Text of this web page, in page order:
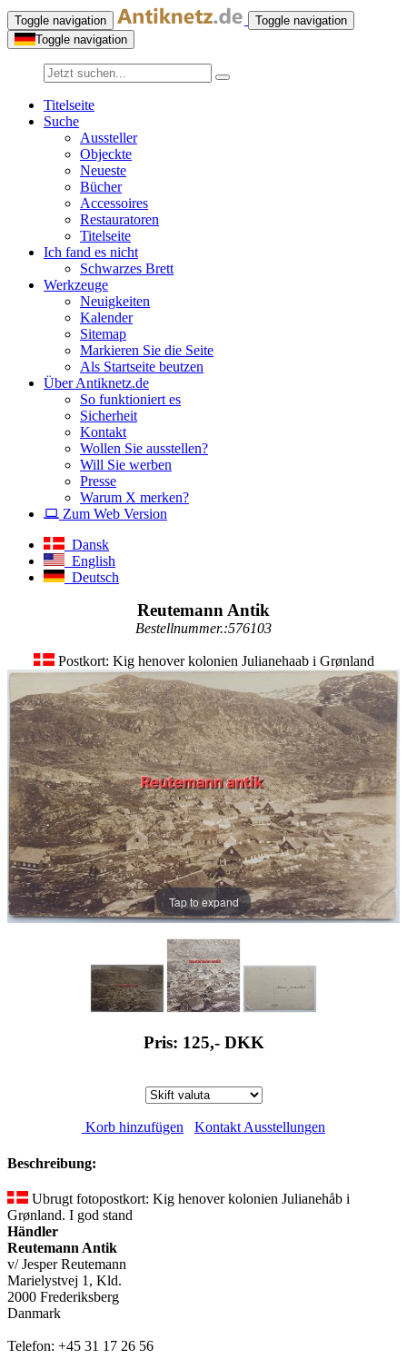
Toggle navigation
Toggle navigation
Toggle navigation
Titelseite
Suche
Aussteller
Objeckte
Neueste
Bücher
Accessoires
Restauratoren
Titelseite
Ich fand es nicht
Schwarzes Brett
Werkzeuge
Neuigkeiten
Kalender
Sitemap
Markieren Sie die Seite
Als Startseite beutzen
Über Antiknetz.de
So funktioniert es
Sicherheit
Kontakt
Wollen Sie ausstellen?
Will Sie werben
Presse
Warum X merken?
Zum Web Version
Dansk
English
Deutsch
Reutemann Antik
Bestellnummer.:576103
Postkort: Kig henover kolonien Julianehaab i Grønland
Tap to expand
Pris: 125,- DKK
Korb hinzufügen Kontakt Ausstellungen
Beschreibung:
Ubrugt fotopostkort: Kig henover kolonien Julianehåb i
Grønland. I god stand
Händler
Reutemann Antik
v/ Jesper Reutemann
Marielystvej 1, Kld.
2000 Frederiksberg
Danmark
Telefon: +45 31 17 26 56